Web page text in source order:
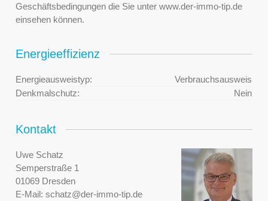
Geschäftsbedingungen die Sie unter www.der-immo-tip.de
einsehen können.
Energieeffizienz
Energieausweistyp:
Verbrauchsausweis
Denkmalschutz:
Nein
Kontakt
Uwe Schatz
Semperstraße 1
01069 Dresden
E-Mail: schatz@der-immo-tip.de